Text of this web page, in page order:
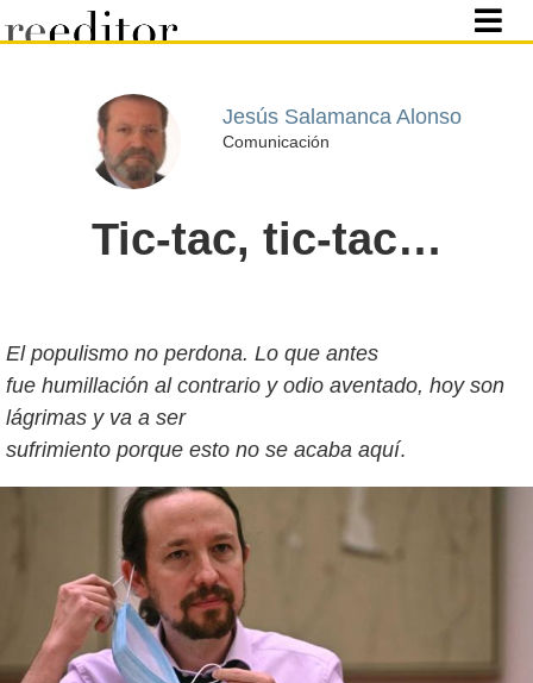
Jesús Salamanca Alonso
Comunicación
Tic-tac, tic-tac…
El populismo no perdona. Lo que antes
fue humillación al contrario y odio aventado, hoy son
lágrimas y va a ser
sufrimiento porque esto no se acaba aquí